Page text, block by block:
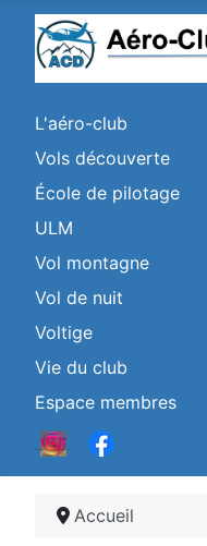
L'aéro-club
Vols découverte
École de pilotage
ULM
Vol montagne
Vol de nuit
Voltige
Vie du club
Espace membres
Accueil